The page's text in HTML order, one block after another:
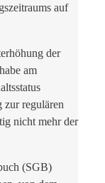
auf
der
am
zur regulären
nicht mehr der
(SGB)